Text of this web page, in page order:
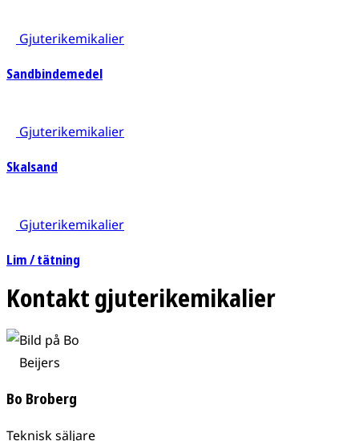
Gjuterikemikalier
Sandbindemedel
Gjuterikemikalier
Skalsand
Gjuterikemikalier
Lim / tätning
Kontakt gjuterikemikalier
Beijers
Bo Broberg
Teknisk säljare